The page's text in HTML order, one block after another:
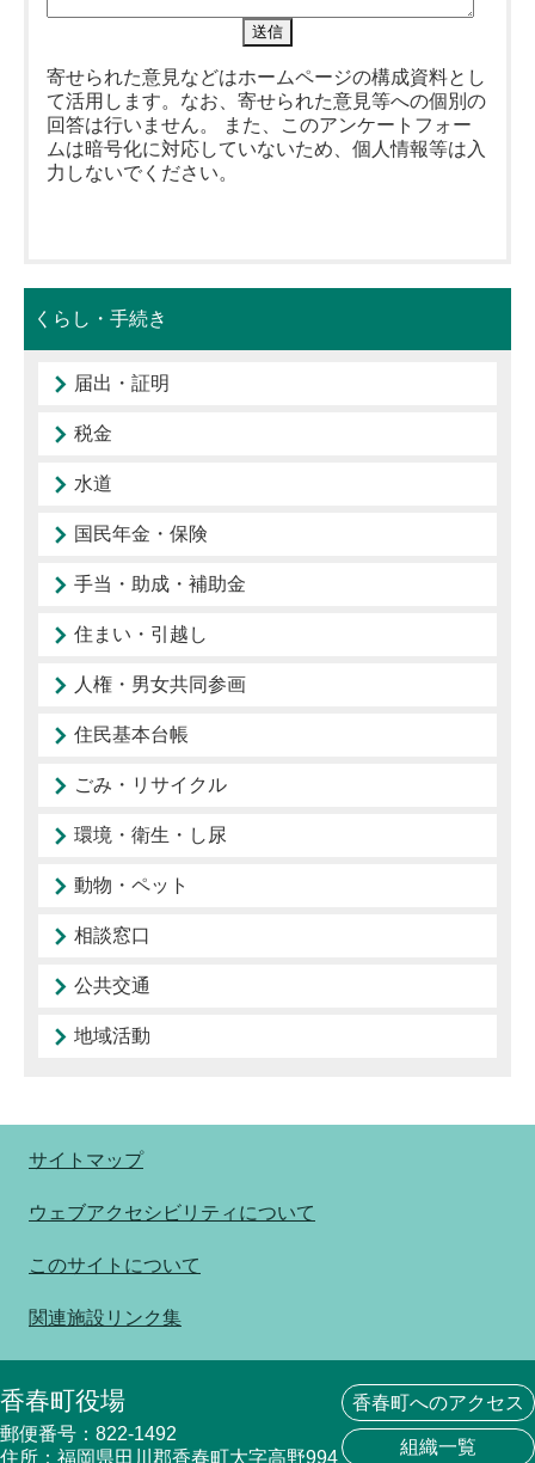
寄せられた意見などはホームページの構成資料とし
て活用します。なお、寄せられた意見等への個別の
回答は行いません。 また、このアンケートフォー
ムは暗号化に対応していないため、個人情報等は入
力しないでください。
くらし・手続き
届出・証明
税金
水道
国民年金・保険
手当・助成・補助金
住まい・引越し
人権・男女共同参画
住民基本台帳
ごみ・リサイクル
環境・衛生・し尿
動物・ペット
相談窓口
公共交通
地域活動
サイトマップ
ウェブアクセシビリティについて
このサイトについて
関連施設リンク集
香春町役場
郵便番号：822-1492
住所：福岡県田川郡香春町大字高野994
香春町へのアクセス
組織一覧